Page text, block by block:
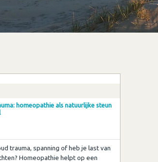
homeopathie als natuurlijke steun
trauma, spanning of heb je last van
Homeopathie helpt op een